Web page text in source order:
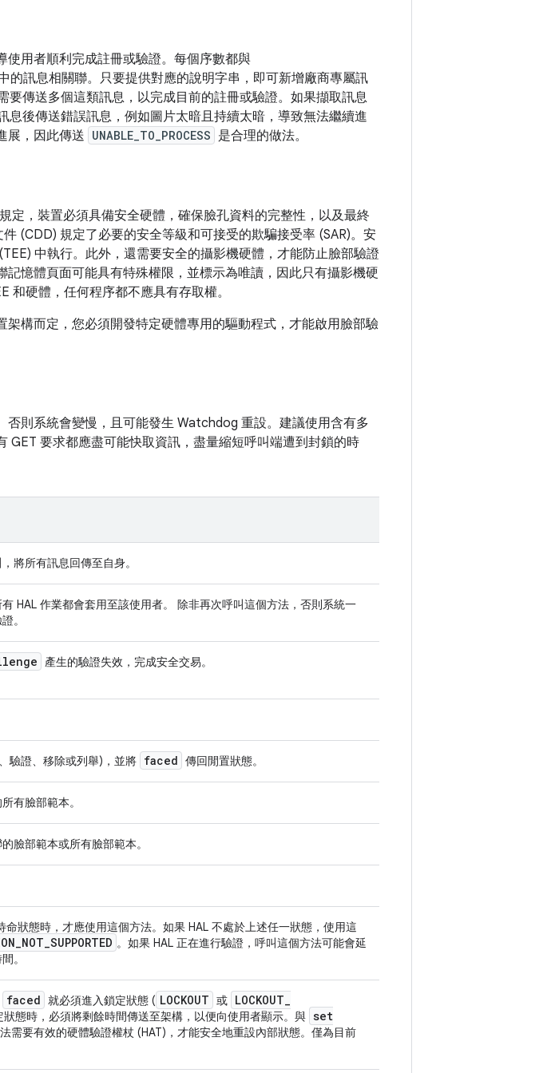
用者順利完成註冊或驗證。每個序數都與
的訊息相關聯。只要提供對應的說明字串，即可新增廠商專屬訊
要傳送多個這類訊息，以完成目前的註冊或驗證。如果擷取訊息
息後傳送錯誤訊息，例如圖片太暗且持續太暗，導致無法繼續進
展，因此傳送 UNABLE_TO_PROCESS 是合理的做法。
規定，裝置必須具備安全硬體，確保臉孔資料的完整性，以及最終
(CDD) 規定了必要的安全等級和可接受的欺騙接受率 (SAR)。安
中執行。此外，還需要安全的攝影機硬體，才能防止臉部驗證
憶體頁面可能具有特殊權限，並標示為唯讀，因此只有攝影機硬
和硬體，任何程序都不應具有存取權。
構而定，您必須開發特定硬體專用的驅動程式，才能啟用臉部驗
則系統會變慢，且可能發生 Watchdog 重設。建議使用含有多
GET 要求都應盡可能快取資訊，盡量縮短呼叫端遭到封鎖的時
將所有訊息回傳至自身。
HAL 作業都會套用至該使用者。 除非再次呼叫這個方法，否則系統一
。
產生的驗證失效，完成安全交易。
驗證、移除或列舉)，並將 faced 傳回閒置狀態。
有臉部範本。
臉部範本或所有臉部範本。
命狀態時，才應使用這個方法。如果 HAL 不處於上述任一狀態，使用這
_NOT_SUPPORTED 。如果 HAL 正在進行驗證，呼叫這個方法可能會延
。
faced 就必須進入鎖定狀態 ( LOCKOUT 或 LOCKOUT_
狀態時，必須將剩餘時間傳送至架構，以便向使用者顯示。與 set
需要有效的硬體驗證權杖 (HAT)，才能安全地重設內部狀態。僅為目前